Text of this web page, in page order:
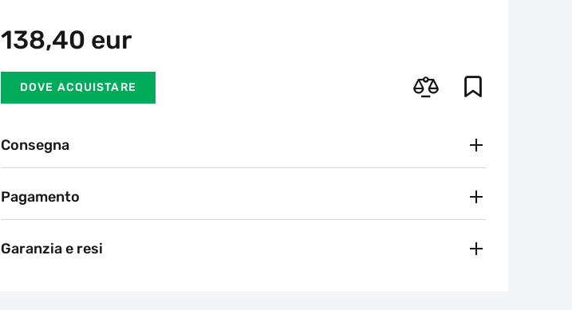
138,40 eur
DOVE ACQUISTARE
Consegna
BRT, DHL, Poste Italiane
Secondo le tariffe del vettore
consegna migliore.
Pagamento
(bonifico bancario, carta di pagamento, contanti)
Garanzia e resi